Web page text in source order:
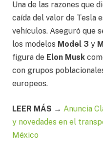
Una de las razones que
caída del valor de Tesla
vehículos. Aseguró que
los modelos Model 3 y
figura de Elon Musk
con grupos
europeos.
LEER MÁS → Anuncia
y novedades en el
México